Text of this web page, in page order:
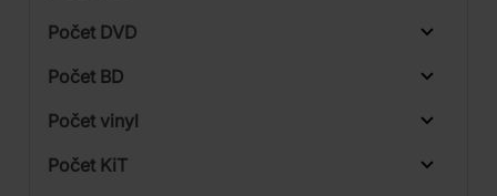
Počet DVD
Počet BD
Počet vinyl
Počet KiT